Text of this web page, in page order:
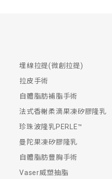
埋線拉提(微創拉提)
拉皮手術
自體脂肪補脂手術
法式香榭柔滴果凍矽膠隆乳
珍珠波隆乳PERLE™
曼陀果凍矽膠隆乳
自體脂肪豐胸手術
Vaser威塑抽脂